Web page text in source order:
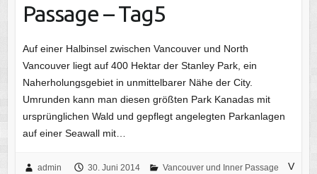
Passage – Tag5
Auf einer Halbinsel zwischen Vancouver und North
Vancouver liegt auf 400 Hektar der Stanley Park, ein
Naherholungsgebiet in unmittelbarer Nähe der City.
Umrunden kann man diesen größten Park Kanadas mit
ursprünglichen Wald und gepflegt angelegten Parkanlagen
auf einer Seawall mit…
admin 30. Juni 2014 Vancouver und Inner Passage
V